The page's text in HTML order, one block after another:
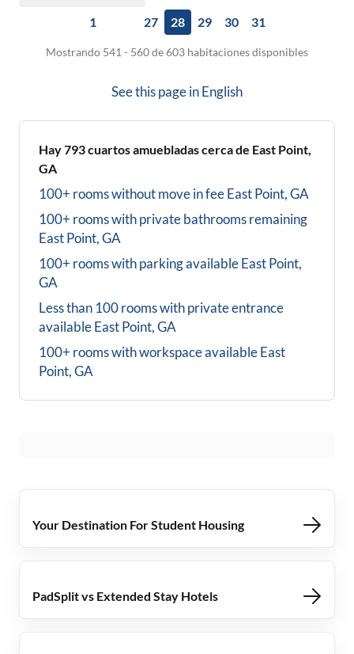
1 27 28 29 30 31
Mostrando 541 - 560 de 603 habitaciones disponibles
See this page inEnglish
Hay793cuartos amuebladas cerca de East Point,
GA
100+ rooms without move in feeEast Point, GA
100+ rooms with private bathroomsremaining
East Point, GA
100+ rooms with parking availableEast Point,
GA
Less than 100 rooms with private entrance
availableEast Point, GA
100+ rooms with workspace availableEast
Point, GA
Your Destination For Student Housing
PadSplit vs Extended Stay Hotels